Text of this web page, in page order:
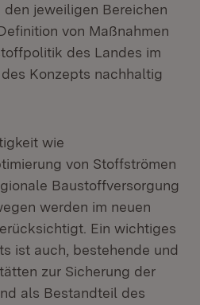
jeweiligen Bereichen
von Maßnahmen
des Landes im
Konzepts nachhaltig
wie
von Stoffströmen
Baustoffversorgung
werden im neuen
Ein wichtiges
ist auch, bestehende und
zur Sicherung der
als Bestandteil des